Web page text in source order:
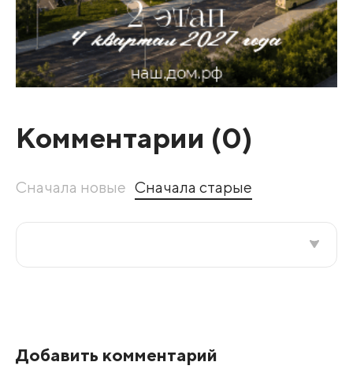
Комментарии (0)
Сначала новые Сначала старые
Добавить комментарий